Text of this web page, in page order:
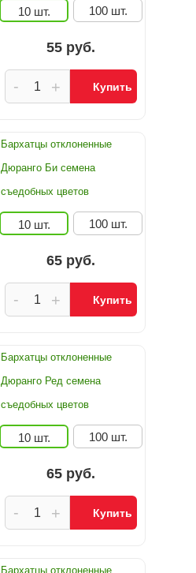
10 шт. 100 шт.
55 руб.
+
- Купить
Бархатцы отклоненные
Дюранго Би семена
съедобных цветов
10 шт. 100 шт.
65 руб.
+
- Купить
Бархатцы отклоненные
Дюранго Ред семена
съедобных цветов
10 шт. 100 шт.
65 руб.
+
- Купить
Бархатцы отклоненные